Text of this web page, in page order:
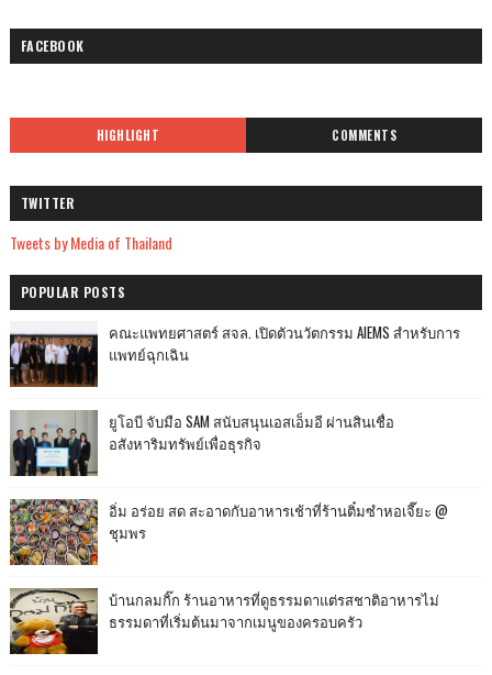
FACEBOOK
HIGHLIGHT COMMENTS
TWITTER
Tweets by Media of Thailand
POPULAR POSTS
คณะแพทยศาสตร์ สจล. เปิดตัวนวัตกรรม AIEMS สำหรับการ
แพทย์ฉุกเฉิน
ยูโอบี จับมือ SAM สนับสนุนเอสเอ็มอี ผ่านสินเชื่อ
อสังหาริมทรัพย์เพื่อธุรกิจ
อิ่ม อร่อย สด สะอาดกับอาหารเช้าที่ร้านติ๋มซำหอเจี๊ยะ @
ชุมพร
บ้านกลมกิ๊ก ร้านอาหารที่ดูธรรมดาแต่รสชาติอาหารไม่
ธรรมดาที่เริ่มต้นมาจากเมนูของครอบครัว